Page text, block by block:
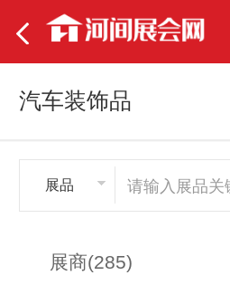
汽车装饰品
展品
展商(285)